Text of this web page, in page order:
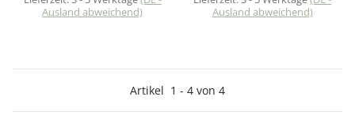
Ausland abweichend)
Ausland abweichend)
Artikel 1 - 4 von 4